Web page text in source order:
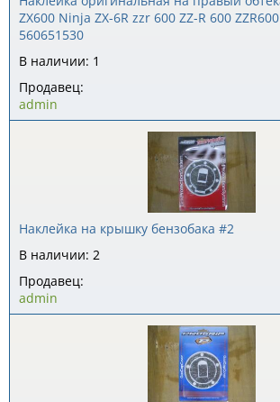
ZX600 Ninja ZX-6R zzr 600 ZZ-R 600
560651530
В наличии: 1
Продавец:
admin
Наклейка на крышку бензобака #2
В наличии: 2
Продавец:
admin